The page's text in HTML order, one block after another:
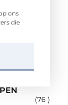
(76 )
ons
die